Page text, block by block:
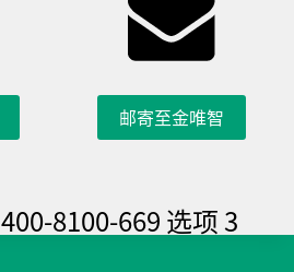
邮寄至金唯智
400-8100-669 选项 3